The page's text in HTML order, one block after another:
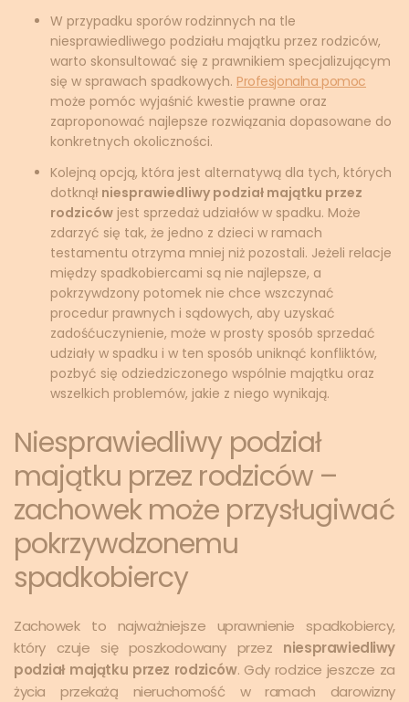
W przypadku sporów rodzinnych na tle
niesprawiedliwego podziału majątku przez rodziców,
warto skonsultować się z prawnikiem specjalizującym
się w sprawach spadkowych. Profesjonalna pomoc
może pomóc wyjaśnić kwestie prawne oraz
zaproponować najlepsze rozwiązania dopasowane do
konkretnych okoliczności.
Kolejną opcją, która jest alternatywą dla tych, których
dotknął niesprawiedliwy podział majątku przez
rodziców jest sprzedaż udziałów w spadku. Może
zdarzyć się tak, że jedno z dzieci w ramach
testamentu otrzyma mniej niż pozostali. Jeżeli relacje
między spadkobiercami są nie najlepsze, a
pokrzywdzony potomek nie chce wszczynać
procedur prawnych i sądowych, aby uzyskać
zadośćuczynienie, może w prosty sposób sprzedać
udziały w spadku i w ten sposób uniknąć konfliktów,
pozbyć się odziedziczonego wspólnie majątku oraz
wszelkich problemów, jakie z niego wynikają.
Niesprawiedliwy podział
majątku przez rodziców –
zachowek może przysługiwać
pokrzywdzonemu
spadkobiercy
Zachowek to najważniejsze uprawnienie spadkobiercy,
który czuje się poszkodowany przez niesprawiedliwy
podział majątku przez rodziców. Gdy rodzice jeszcze za
życia przekażą nieruchomość w ramach darowizny